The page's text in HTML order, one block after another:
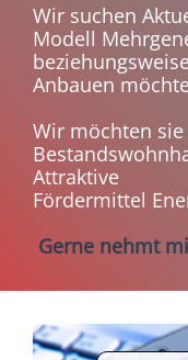
Wir suchen
Modell
beziehungsweise
Anbauen
Wir möchten
Attraktive
Fördermittel
Gerne nehmt